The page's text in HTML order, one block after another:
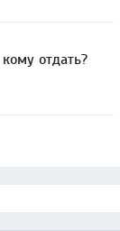
отдать?